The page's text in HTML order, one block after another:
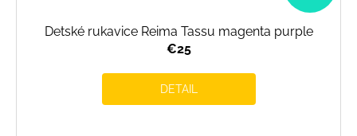
Detské rukavice Reima Tassu magenta purple
€25
DETAIL